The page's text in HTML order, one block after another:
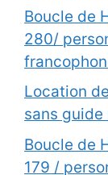
Boucle de
280/
Location
sans
Boucle de
179 /